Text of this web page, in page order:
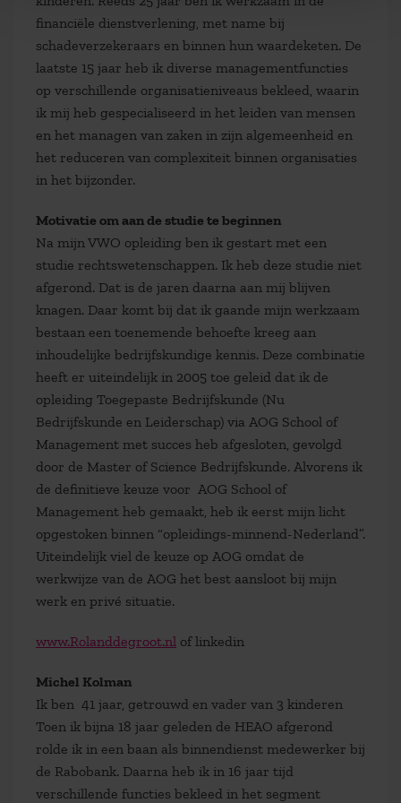
financiële dienstverlening, met name bij
schadeverzekeraars en binnen hun waardeketen. De
laatste 15 jaar heb ik diverse managementfuncties
op verschillende organisatieniveaus bekleed, waarin
ik mij heb gespecialiseerd in het leiden van mensen
en het managen van zaken in zijn algemeenheid en
het reduceren van complexiteit binnen organisaties
in het bijzonder.
Motivatie om aan de studie te beginnen
Na mijn VWO opleiding ben ik gestart met een
studie rechtswetenschappen. Ik heb deze studie niet
afgerond. Dat is de jaren daarna aan mij blijven
knagen. Daar komt bij dat ik gaande mijn werkzaam
bestaan een toenemende behoefte kreeg aan
inhoudelijke bedrijfskundige kennis. Deze combinatie
heeft er uiteindelijk in 2005 toe geleid dat ik de
opleiding Toegepaste Bedrijfskunde (Nu
Bedrijfskunde en Leiderschap) via AOG School of
Management met succes heb afgesloten, gevolgd
door de Master of Science Bedrijfskunde. Alvorens ik
de definitieve keuze voor AOG School of
Management heb gemaakt, heb ik eerst mijn licht
opgestoken binnen “opleidings-minnend-Nederland”.
Uiteindelijk viel de keuze op AOG omdat de
werkwijze van de AOG het best aansloot bij mijn
werk en privé situatie.
www.Rolanddegroot.nl of linkedin
Michel Kolman
Ik ben 41 jaar, getrouwd en vader van 3 kinderen
Toen ik bijna 18 jaar geleden de HEAO afgerond
rolde ik in een baan als binnendienst medewerker bij
de Rabobank. Daarna heb ik in 16 jaar tijd
verschillende functies bekleed in het segment